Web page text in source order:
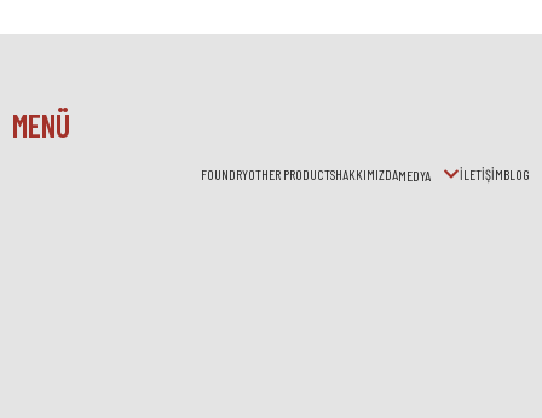
MENÜ
FOUNDRYOTHER PRODUCTSHAKKIMIZDAMEDYA İLETİŞİMBLOG